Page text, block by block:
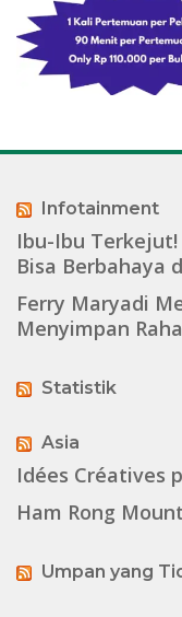
Infotainment
Ibu-Ibu
Bisa Berbahaya
Ferry Maryadi
Menyimpan
Statistik
Asia
Idées Créatives
Ham Rong
Umpan yang